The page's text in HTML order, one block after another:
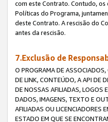
com este Contrato. Contudo,
Políticas do Programa,
deste Contrato. A rescisão do
antes da rescisão.
7.Exclusão de
O PROGRAMA DE
DE LINK, CONTEÚDO, A API DE
DE NOSSAS AFILIADAS, LOGOS
DADOS, IMAGENS, TEXTO E
AFILIADAS OU LICENCIADORES
ESTADO EM QUE SE